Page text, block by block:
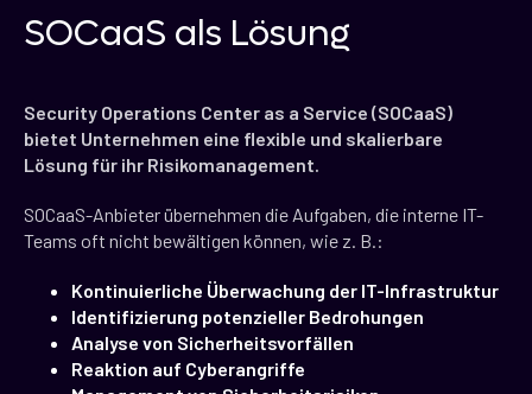
SOCaaS als Lösung
Security Operations Center as a Service (SOCaaS)
bietet Unternehmen eine flexible und skalierbare
Lösung für ihr Risikomanagement.
SOCaaS-Anbieter übernehmen die Aufgaben, die interne IT-
Teams oft nicht bewältigen können, wie z. B.:
Kontinuierliche Überwachung der IT-Infrastruktur
Identifizierung potenzieller Bedrohungen
Analyse von Sicherheitsvorfällen
Reaktion auf Cyberangriffe